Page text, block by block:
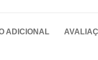
ADICIONAL